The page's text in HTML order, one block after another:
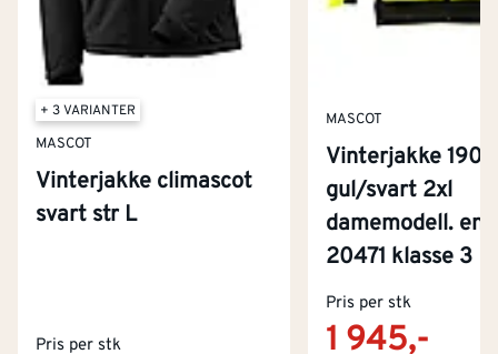
+ 3 VARIANTER
MASCOT
Vinterjakke climascot
svart str L
Pris per stk
MASCOT
Vinterjakke
gul/svart 2xl
damemodell.
20471 klasse 3
Pris per stk
1 945,-